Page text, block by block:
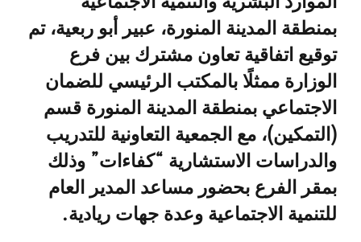
بمنطقة المدينة المنورة، عبير أبو ربعية، تم
توقيع اتفاقية تعاون مشترك بين فرع
الوزارة ممثلًا بالمكتب الرئيسي للضمان
الاجتماعي بمنطقة المدينة المنورة قسم
(التمكين)، مع الجمعية التعاونية للتدريب
والدراسات الاستشارية “كفاءات” وذلك
بمقر الفرع بحضور مساعد المدير العام
للتنمية الاجتماعية وعدة جهات ريادية.